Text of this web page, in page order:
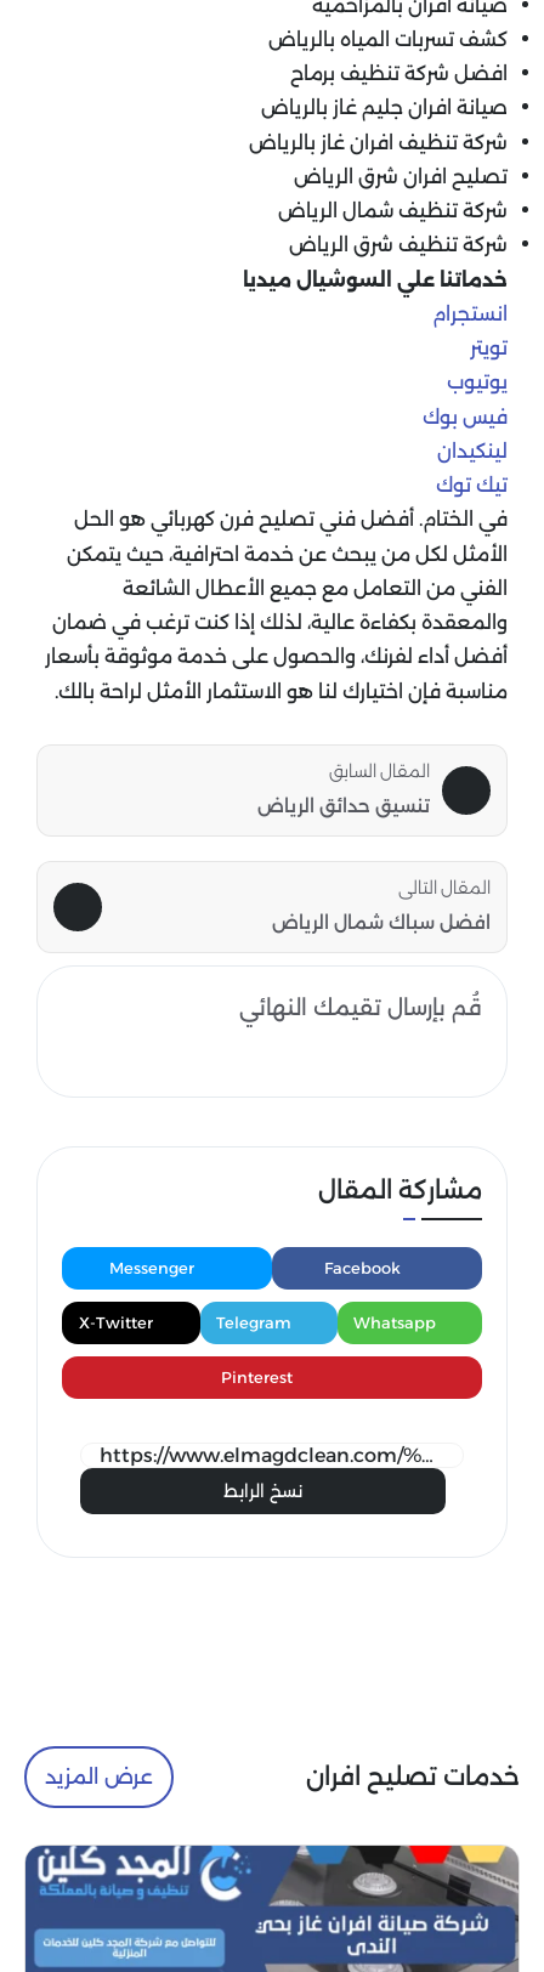
صيانة افران بالمزاحمية
كشف تسربات المياه بالرياض
افضل شركة تنظيف برماح
صيانة افران جليم غاز بالرياض
شركة تنظيف افران غاز بالرياض
تصليح افران شرق الرياض
شركة تنظيف شمال الرياض
شركة تنظيف شرق الرياض
خدماتنا علي السوشيال ميديا
انستجرام
تويتر
يوتيوب
فيس بوك
لينكيدان
تيك توك
في الختام. أفضل فني تصليح فرن كهربائي هو الحل
الأمثل لكل من يبحث عن خدمة احترافية، حيث يتمكن
الفني من التعامل مع جميع الأعطال الشائعة
والمعقدة بكفاءة عالية، لذلك إذا كنت ترغب في ضمان
أفضل أداء لفرنك، والحصول على خدمة موثوقة بأسعار
مناسبة فإن اختيارك لنا هو الاستثمار الأمثل لراحة بالك.
المقال السابق
تنسيق حدائق الرياض
المقال التالى
افضل سباك شمال الرياض
قُم بإرسال تقيمك النهائي
مشاركة المقال
Facebook
Messenger
Whatsapp
Telegram
X-Twitter
Pinterest
نسخ الرابط
خدمات تصليح افران عرض المزيد